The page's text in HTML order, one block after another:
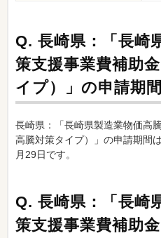
Q. 長崎県：「長崎
策支援事業費補助
イプ）」の申請期
長崎県：「長崎県製造業物価高
高騰対策タイプ）」の申請期間
月29日です。
Q. 長崎県：「長崎
策支援事業費補助